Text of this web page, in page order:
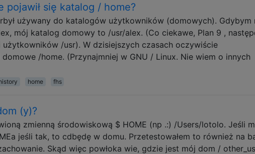
pojawił się katalog / home?
używany do katalogów użytkowników (domowych). Gdybym
mój katalog domowy to /usr/alex. (Co ciekawe, Plan 9 ,
użytkowników /usr). W dzisiejszych czasach oczywiście
/home. (Przynajmniej w GNU / Linux. Nie wiem o innych
home fhs
(y)?
zmienną środowiskową $ HOME (np .:) /Users/lotolo. Jeśli
jeśli tak, to cdbędę w domu. Przetestowałem to również na
Skąd więc powłoka wie, gdzie jest mój dom /